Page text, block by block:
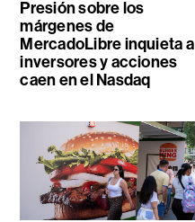
Presión sobre los
márgenes de
MercadoLibre inquieta a
inversores y acciones
caen en el Nasdaq